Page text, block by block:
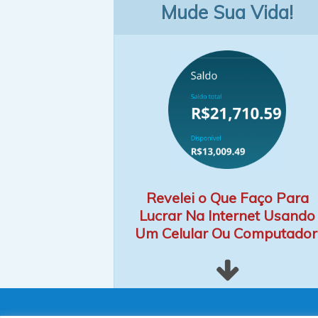
Mude Sua Vida!
Revelei o Que Faço Para
Lucrar Na Internet Usando
Um Celular Ou